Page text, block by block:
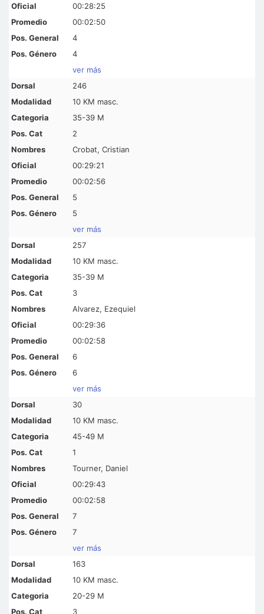
00:28:25
00:02:50
4
4
ver más
246
10 KM masc.
35-39 M
2
Crobat, Cristian
00:29:21
00:02:56
5
5
ver más
257
10 KM masc.
35-39 M
3
Alvarez, Ezequiel
00:29:36
00:02:58
6
6
ver más
30
10 KM masc.
45-49 M
1
Tourner, Daniel
00:29:43
00:02:58
7
7
ver más
163
10 KM masc.
20-29 M
3